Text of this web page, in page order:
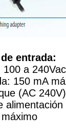
entrada:
a
150 mA
(AC